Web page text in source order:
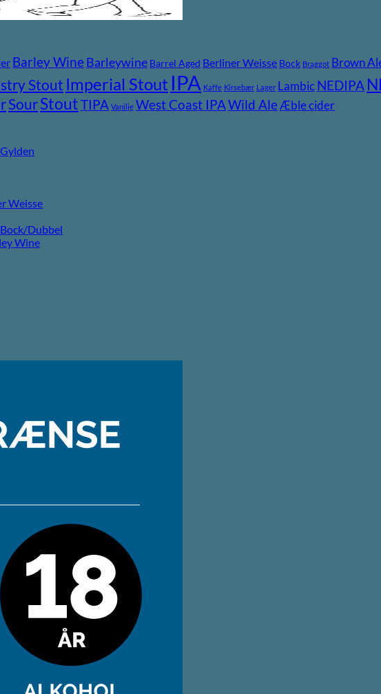
Weisse
Dubbel
Wine
Barley Wine Barleywine Barrel Aged Berliner Weisse Bock Braggot Brown
Stout Imperial Stout IPA Kaffe Kirsebær Lager LambicNEDIPA
SourStoutTIPA Vanilje West Coast IPAWild AleÆble cider